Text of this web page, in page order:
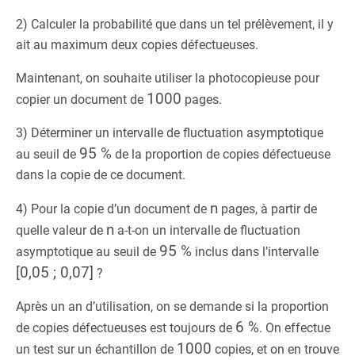
2) Calculer la probabilité que dans un tel prélèvement, il y
ait au maximum deux copies défectueuses.
Maintenant, on souhaite utiliser la photocopieuse pour
copier un document de 1000 pages.
3) Déterminer un intervalle de fluctuation asymptotique
au seuil de 95 % de la proportion de copies défectueuse
dans la copie de ce document.
4) Pour la copie d’un document de n pages, à partir de
quelle valeur de n a-t-on un intervalle de fluctuation
asymptotique au seuil de 95 % inclus dans l’intervalle
[0,05 ; 0,07] ?
Après un an d’utilisation, on se demande si la proportion
de copies défectueuses est toujours de 6 %. On effectue
un test sur un échantillon de 1000 copies, et on en trouve